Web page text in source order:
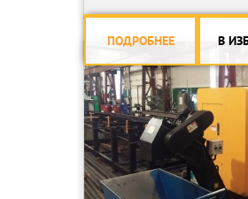
ПОДРОБНЕЕ В